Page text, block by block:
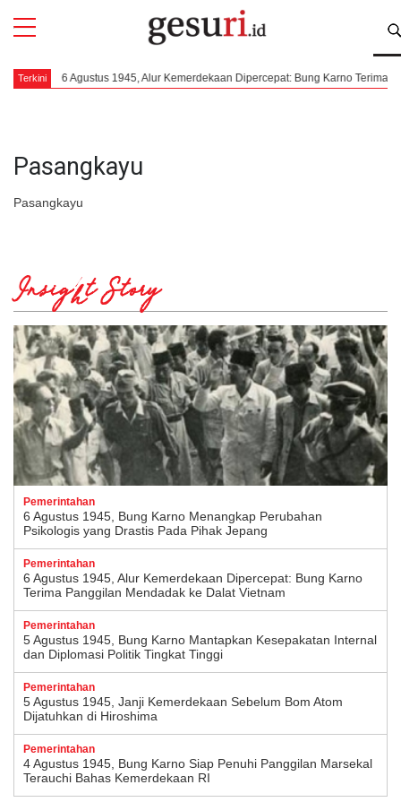
Terkini
6 Agustus 1945, Alur Kemerdekaan Dipercepat: Bung Karno Terima
Pasangkayu
Pasangkayu
All
Insight Story
Pemerintahan
6 Agustus 1945, Bung Karno Menangkap Perubahan
Psikologis yang Drastis Pada Pihak Jepang
Pemerintahan
6 Agustus 1945, Alur Kemerdekaan Dipercepat: Bung Karno
Terima Panggilan Mendadak ke Dalat Vietnam
Pemerintahan
5 Agustus 1945, Bung Karno Mantapkan Kesepakatan Internal
dan Diplomasi Politik Tingkat Tinggi
Pemerintahan
5 Agustus 1945, Janji Kemerdekaan Sebelum Bom Atom
Dijatuhkan di Hiroshima
Pemerintahan
4 Agustus 1945, Bung Karno Siap Penuhi Panggilan Marsekal
Terauchi Bahas Kemerdekaan RI